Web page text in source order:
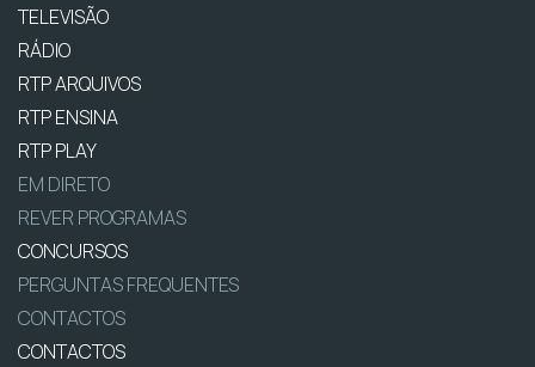
TELEVISÃO
RÁDIO
RTP ARQUIVOS
RTP ENSINA
RTP PLAY
EM DIRETO
REVER PROGRAMAS
CONCURSOS
PERGUNTAS FREQUENTES
CONTACTOS
CONTACTOS